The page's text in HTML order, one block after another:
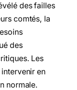
des failles
comtés, la
des
Les
en
normale.